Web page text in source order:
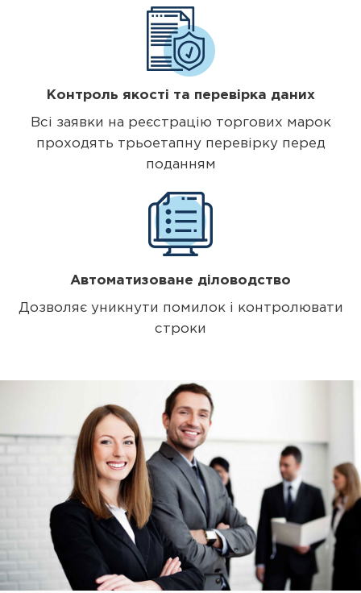
Контроль якості та перевірка даних
Всі заявки на реєстрацію торгових марок
проходять трьоетапну перевірку перед
поданням
Автоматизоване діловодство
Дозволяє уникнути помилок і контролювати
строки